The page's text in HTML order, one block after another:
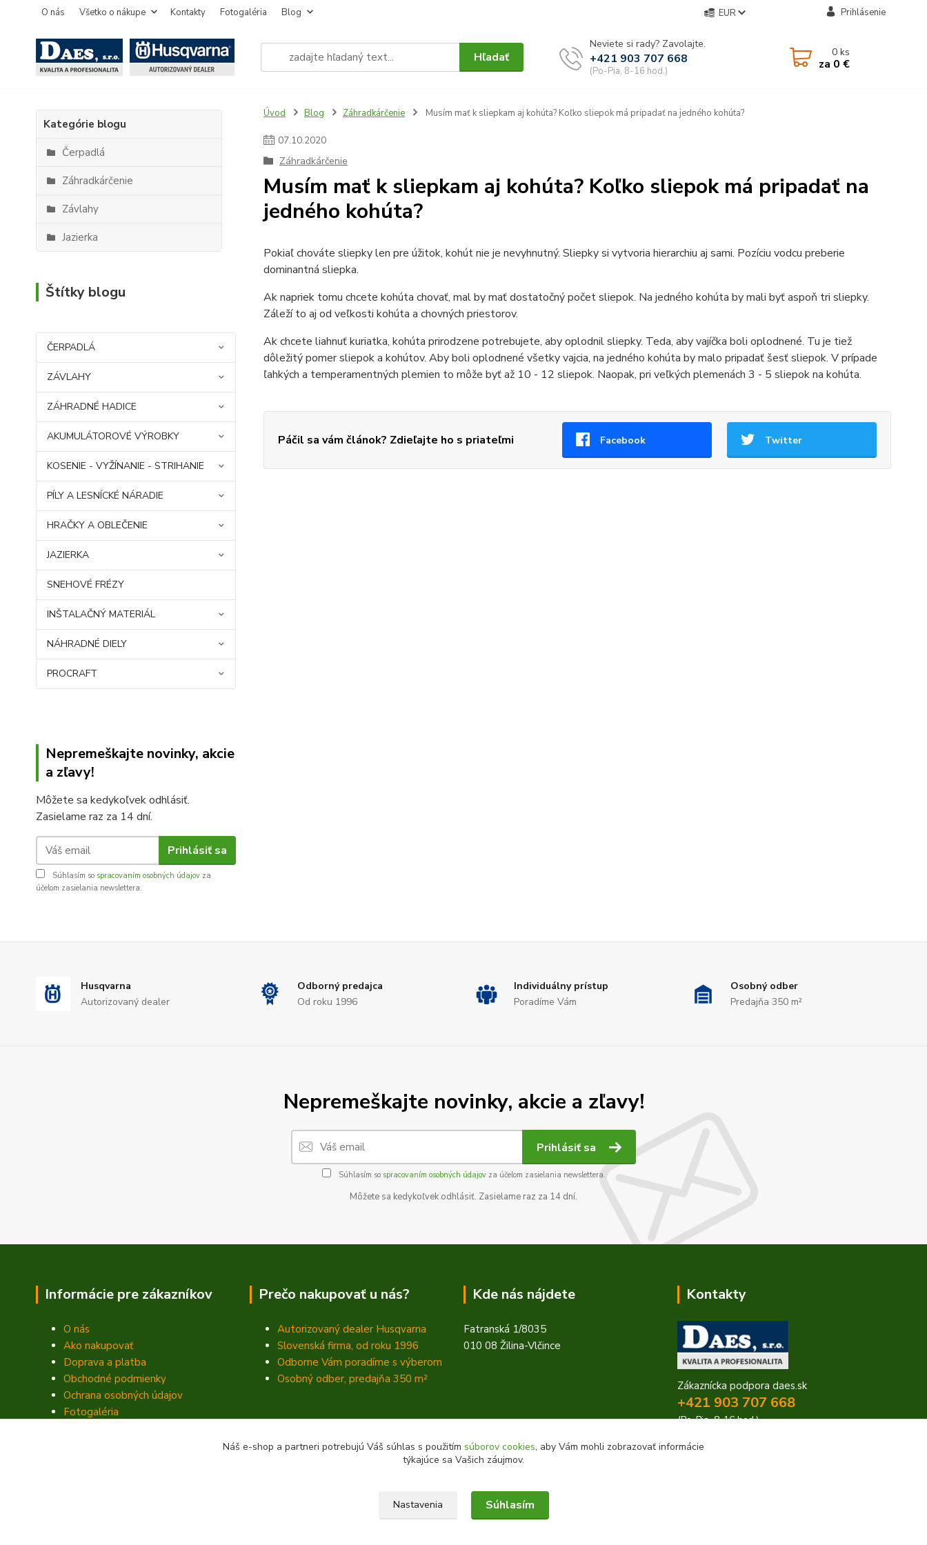
O nás Všetko o nákupe Kontakty Fotogaléria Blog EUR Prihlásenie
Hľadať
Neviete si rady? Zavolajte.
+421 903 707 668
(Po-Pia, 8-16 hod.)
0ks
za 0 €
Kategórie blogu
Čerpadlá
Záhradkárčenie
Závlahy
Jazierka
Štítky blogu
ČERPADLÁ
ZÁVLAHY
ZÁHRADNÉ HADICE
AKUMULÁTOROVÉ VÝROBKY
KOSENIE - VYŽÍNANIE - STRIHANIE
PÍLY A LESNÍCKÉ NÁRADIE
HRAČKY A OBLEČENIE
JAZIERKA
SNEHOVÉ FRÉZY
INŠTALAČNÝ MATERIÁL
NÁHRADNÉ DIELY
PROCRAFT
Nepremeškajte novinky, akcie
a zľavy!
Môžete sa kedykoľvek odhlásiť.
Zasielame raz za 14 dní.
Prihlásiť sa
Súhlasím so spracovaním osobných údajov za
účelom zasielania newslettera.
Úvod Blog Záhradkárčenie Musím mať k sliepkam aj kohúta? Koľko sliepok má pripadať na jedného kohúta?
07.10.2020
Záhradkárčenie
Musím mať k sliepkam aj kohúta? Koľko sliepok má pripadať na
jedného kohúta?
Pokiaľ chováte sliepky len pre úžitok, kohút nie je nevyhnutný. Sliepky si vytvoria hierarchiu aj sami. Pozíciu vodcu preberie
dominantná sliepka.
Ak napriek tomu chcete kohúta chovať, mal by mať dostatočný počet sliepok. Na jedného kohúta by mali byť aspoň tri sliepky.
Záleží to aj od veľkosti kohúta a chovných priestorov.
Ak chcete liahnuť kuriatka, kohúta prirodzene potrebujete, aby oplodnil sliepky. Teda, aby vajíčka boli oplodnené. Tu je tiež
dôležitý pomer sliepok a kohútov. Aby boli oplodnené všetky vajcia, na jedného kohúta by malo pripadať šesť sliepok. V prípade
ľahkých a temperamentných plemien to môže byť až 10 - 12 sliepok. Naopak, pri veľkých plemenách 3 - 5 sliepok na kohúta.
Páčil sa vám článok? Zdieľajte ho s priateľmi Facebook Twitter
Husqvarna
Autorizovaný dealer
Odborný predajca
Od roku 1996
Individuálny prístup
Poradíme Vám
Osobný odber
Predajňa 350 m²
Nepremeškajte novinky, akcie a zľavy!
Prihlásiť sa
Súhlasím so spracovaním osobných údajovza účelom zasielania newslettera.
Môžete sa kedykoľvek odhlásiť. Zasielame raz za 14 dní.
Informácie pre zákazníkov
O nás
Ako nakupovať
Doprava a platba
Obchodné podmienky
Ochrana osobných údajov
Fotogaléria
Prečo nakupovať u nás?
Autorizovaný dealer Husqvarna
Slovenská firma, od roku 1996
Odborne Vám poradíme s výberom
Osobný odber, predajňa 350 m²
Kde nás nájdete
Fatranská 1/8035
010 08 Žilina-Vlčince
Kontakty
Zákaznícka podpora daes.sk
+421 903 707 668
(Po-Pia, 8-16 hod.)
obchod@daes.sk
Náš e-shop a partneri potrebujú Váš súhlas s použitím súborov cookies, aby Vám mohli zobrazovať informácie
týkajúce sa Vašich záujmov.
Nastavenia Súhlasím